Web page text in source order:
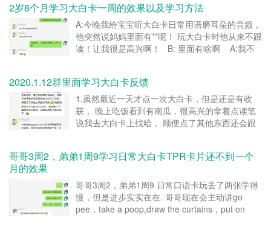
傲了，...
2岁8个月学习大白卡一周的效果以及学习方法
A:今晚我给宝宝听大白卡日常用语磨耳朵的音频，
他突然说妈妈里面有**呢！ 玩大白卡时他从来不跟
读！让我很是高兴啊！ B: 里面有啥啊 A:我不
2020.1.12群里面学习大白卡反馈
1.虽然最近一天才点一次大白卡，但是还是有收
获， 晚上吃饭看到有南瓜，很高兴的拿着点读笔
说我去大白卡上找哈， 顺便点了其他东西还会跟
转载请注明：TPR教学法 &ra...
哥哥3周2，弟弟1周9学习日常大白卡TPR卡片还不到一个
月的效果
哥哥3周2，弟弟1周9 日常口语卡玩丢了两张学得
慢，但是进步实实在在. 哥哥现在会主动讲go
pee，take a poop,draw the curtains，put on